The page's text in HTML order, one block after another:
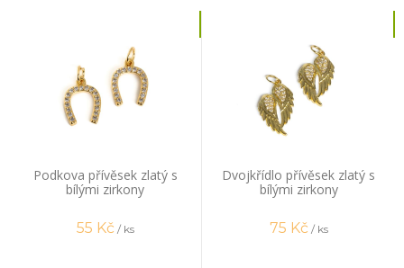
Podkova přívěsek zlatý s
bílými zirkony
55 Kč / ks
Dvojkřídlo přívěsek zlatý s
bílými zirkony
75 Kč / ks